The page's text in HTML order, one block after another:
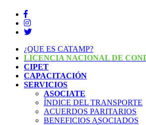
¿QUE ES CATAMP?
LICENCIA NACIONAL DE
CIPET
CAPACITACIÓN
SERVICIOS
ASOCIATE
ÍNDICE DEL TRANSPORTE
ACUERDOS PARITARIOS
BENEFICIOS ASOCIADOS